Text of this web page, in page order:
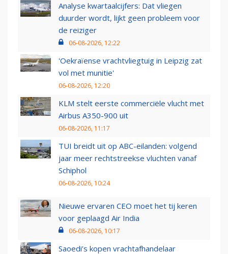
Analyse kwartaalcijfers: Dat vliegen
duurder wordt, lijkt geen probleem voor
de reiziger
06-08-2026, 12:22
'Oekraïense vrachtvliegtuig in Leipzig zat
vol met munitie'
06-08-2026, 12:20
KLM stelt eerste commerciële vlucht met
Airbus A350-900 uit
06-08-2026, 11:17
TUI breidt uit op ABC-eilanden: volgend
jaar meer rechtstreekse vluchten vanaf
Schiphol
06-08-2026, 10:24
Nieuwe ervaren CEO moet het tij keren
voor geplaagd Air India
06-08-2026, 10:17
Saoedi’s kopen vrachtafhandelaar